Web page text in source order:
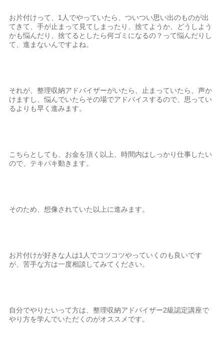
お片付けって、1人でやっていたら、ついつい思い出のものが出
てきて、手が止まって見てしまったり、捨てようか、どうしよう
かも悩んだり、捨てるとしたら何ゴミになるの？って悩んだりし
て、進まないんですよね。
それが、整理収納アドバイザーがいたら、止まっていたら、声か
けますし、悩んでいたらその場でアドバイスするので、思ってい
るよりも早く進みます。
こちらとしても、お金を頂く以上、時間内はしっかり仕事したい
ので、テキパキ動きます。
そのため、想像されていた以上に進みます。
お片付けが好きな人は1人でコツコツやっていくのも良いです
が、苦手な方は一度相談してみてください。
自分でやりたいって方は、整理収納アドバイザー2級認定講座で
やり方を学んでいただくのがオススメです。